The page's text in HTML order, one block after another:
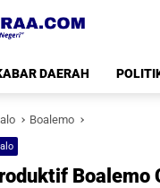
DAERAH
Boalemo
Boalemo